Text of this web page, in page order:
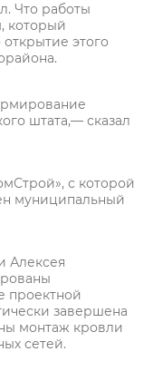
Что работы
который
этого
штата,— сказал
с которой
муниципальный
Алексея
проектной
завершена
монтаж кровли
сетей.